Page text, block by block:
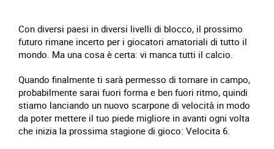
Con diversi paesi in diversi livelli di blocco, il prossimo
futuro rimane incerto per i giocatori amatoriali di tutto il
mondo. Ma una cosa è certa: vi manca tutti il calcio.
Quando finalmente ti sarà permesso di tornare in campo,
probabilmente sarai fuori forma e ben fuori ritmo, quindi
stiamo lanciando un nuovo scarpone di velocità in modo
da poter mettere il tuo piede migliore in avanti ogni volta
che inizia la prossima stagione di gioco: Velocita 6.